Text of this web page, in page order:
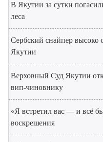
В Якутии за сутки
леса
Сербский снайпер высоко
Якутии
Верховный Суд Якутии
вип-чиновнику
«Я встретил вас — и всё
воскрешения